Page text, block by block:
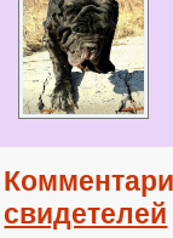
свидетелей